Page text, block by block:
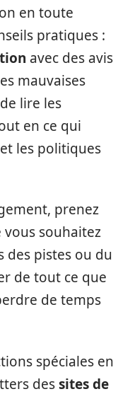
en toute
pratiques :
avec des avis
mauvaises
lire les
en ce qui
les politiques
prenez
souhaitez
des pistes ou du
de tout ce que
de temps
spéciales en
dessites de